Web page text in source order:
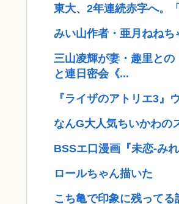
東大、2年連続赤字へ。
みい山作者・亜月ねね
三山凌輝が妻・趣里と
と連日密会《...
『ライザのアトリエ3
なんG大人気ちいかわの
BSSエ口漫画『未恋-み
ロールちゃん描いた
こち亀で印象に残ってる